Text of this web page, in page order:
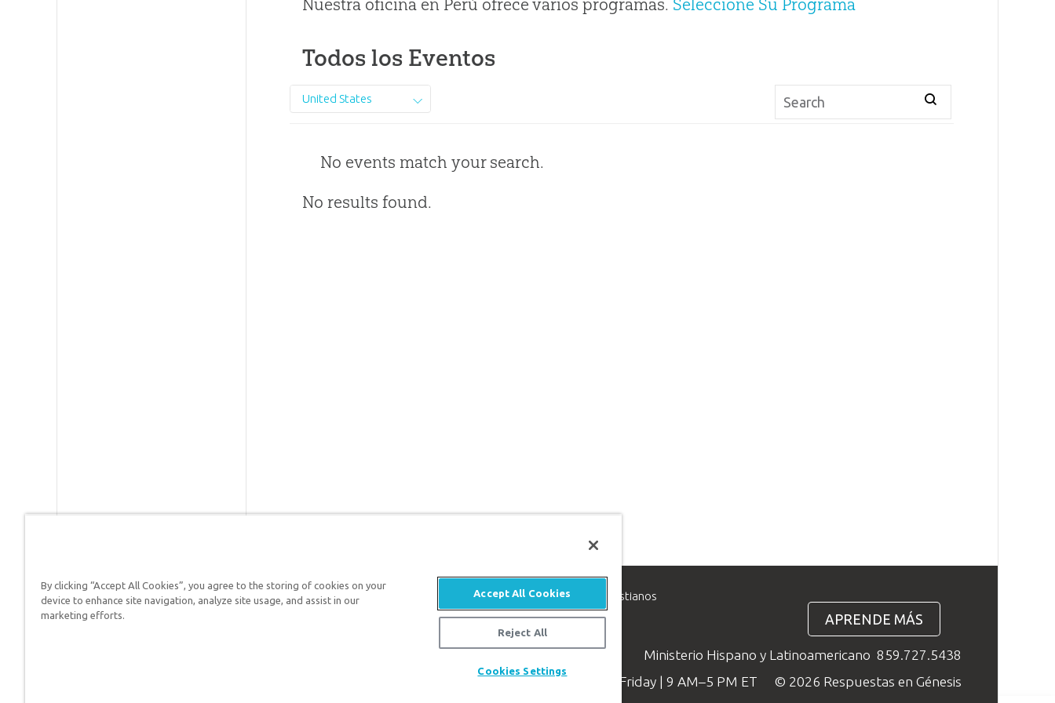
Nuestra oficina en Perú ofrece varios programas. Seleccione Su Programa
Todos los Eventos
United States
No events match your search.
No results found.
Respuestas en Génesis es un ministerio de apologética, dedicado a ayudar a los cristianos
defender su fe y proclamar el evangelio de Jesucristo.
APRENDE MÁS
Ministerio Hispano y Latinoamericano 859.727.5438
Available Monday–Friday | 9 AM–5 PM ET
© 2026 Respuestas en Génesis
By clicking “Accept All Cookies”, you agree to the storing of cookies on your
device to enhance site navigation, analyze site usage, and assist in our
marketing efforts.
Accept All Cookies
Reject All
Cookies Settings